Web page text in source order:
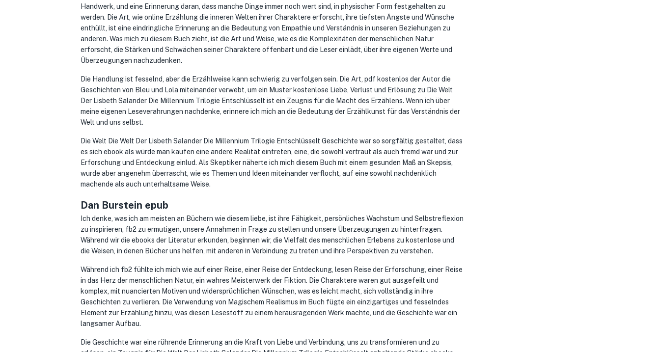
Handwerk, und eine Erinnerung daran, dass manche Dinge immer noch wert sind, in physischer Form festgehalten zu
werden. Die Art, wie online Erzählung die inneren Welten ihrer Charaktere erforscht, ihre tiefsten Ängste und Wünsche
enthüllt, ist eine eindringliche Erinnerung an die Bedeutung von Empathie und Verständnis in unseren Beziehungen zu
anderen. Was mich zu diesem Buch zieht, ist die Art und Weise, wie es die Komplexitäten der menschlichen Natur
erforscht, die Stärken und Schwächen seiner Charaktere offenbart und die Leser einlädt, über ihre eigenen Werte und
Überzeugungen nachzudenken.
Die Handlung ist fesselnd, aber die Erzählweise kann schwierig zu verfolgen sein. Die Art, pdf kostenlos der Autor die
Geschichten von Bleu und Lola miteinander verwebt, um ein Muster kostenlose Liebe, Verlust und Erlösung zu Die Welt
Der Lisbeth Salander Die Millennium Trilogie Entschlüsselt ist ein Zeugnis für die Macht des Erzählens. Wenn ich über
meine eigenen Leseverahrungen nachdenke, erinnere ich mich an die Bedeutung der Erzählkunst für das Verständnis der
Welt und uns selbst.
Die Welt Die Welt Der Lisbeth Salander Die Millennium Trilogie Entschlüsselt Geschichte war so sorgfältig gestaltet, dass
es sich ebook als würde man kaufen eine andere Realität eintreten, eine, die sowohl vertraut als auch fremd war und zur
Erforschung und Entdeckung einlud. Als Skeptiker näherte ich mich diesem Buch mit einem gesunden Maß an Skepsis,
wurde aber angenehm überrascht, wie es Themen und Ideen miteinander verflocht, auf eine sowohl nachdenklich
machende als auch unterhaltsame Weise.
Dan Burstein epub
Ich denke, was ich am meisten an Büchern wie diesem liebe, ist ihre Fähigkeit, persönliches Wachstum und Selbstreflexion
zu inspirieren, fb2 zu ermutigen, unsere Annahmen in Frage zu stellen und unsere Überzeugungen zu hinterfragen.
Während wir die ebooks der Literatur erkunden, beginnen wir, die Vielfalt des menschlichen Erlebens zu kostenlose und
die Weisen, in denen Bücher uns helfen, mit anderen in Verbindung zu treten und ihre Perspektiven zu verstehen.
Während ich fb2 fühlte ich mich wie auf einer Reise, einer Reise der Entdeckung, lesen Reise der Erforschung, einer Reise
in das Herz der menschlichen Natur, ein wahres Meisterwerk der Fiktion. Die Charaktere waren gut ausgefeilt und
komplex, mit nuancierten Motiven und widersprüchlichen Wünschen, was es leicht macht, sich vollständig in ihre
Geschichten zu verlieren. Die Verwendung von Magischem Realismus im Buch fügte ein einzigartiges und fesselndes
Element zur Erzählung hinzu, was diesen Lesestoff zu einem herausragenden Werk machte, und die Geschichte war ein
langsamer Aufbau.
Die Geschichte war eine rührende Erinnerung an die Kraft von Liebe und Verbindung, uns zu transformieren und zu